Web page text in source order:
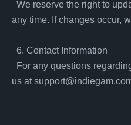
any time. If changes occur,
us at